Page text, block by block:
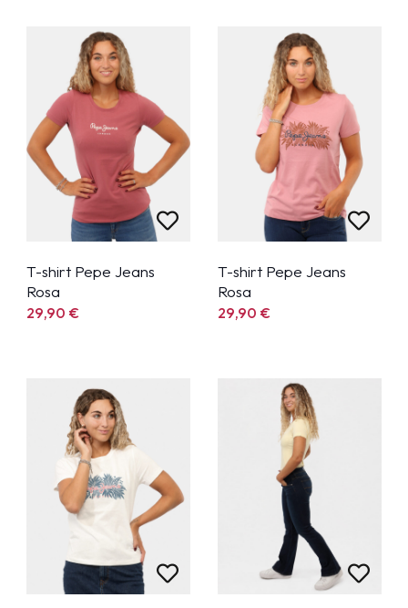
T-shirt Pepe Jeans
Rosa
29,90€
T-shirt Pepe Jeans
Rosa
29,90€